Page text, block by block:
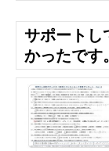
サポートし
かったです。